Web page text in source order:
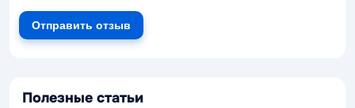
Отправить отзыв
Полезные статьи